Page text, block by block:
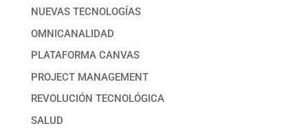
NUEVAS TECNOLOGÍAS
OMNICANALIDAD
PLATAFORMA CANVAS
PROJECT MANAGEMENT
REVOLUCIÓN TECNOLÓGICA
SALUD